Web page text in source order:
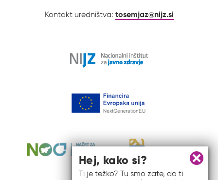
Kontakt uredništva: tosemjaz@nijz.si
Zapri
Hej, kako si?
Ti je težko? Tu smo zate, da ti